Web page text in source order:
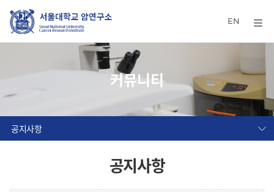
EN
커뮤니티
공지사항
공지사항